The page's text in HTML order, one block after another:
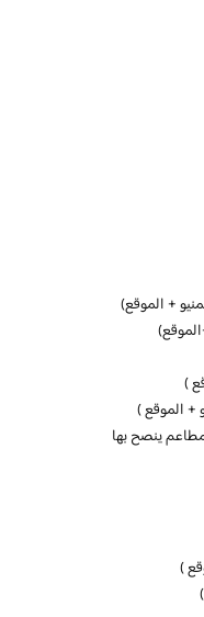
+ الموقع)
)
+ الموقع )
)